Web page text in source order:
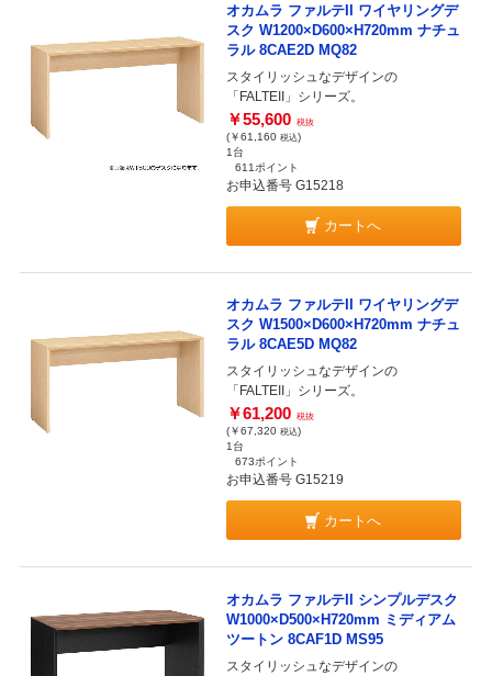
オカムラ ファルテII ワイヤリングデ
スク W1200×D600×H720mm ナチュ
ラル 8CAE2D MQ82
スタイリッシュなデザインの
「FALTEII」シリーズ。
￥55,600 税抜
(￥61,160 税込)
1台
611ポイント
お申込番号 G15218
カートへ
オカムラ ファルテII ワイヤリングデ
スク W1500×D600×H720mm ナチュ
ラル 8CAE5D MQ82
スタイリッシュなデザインの
「FALTEII」シリーズ。
￥61,200 税抜
(￥67,320 税込)
1台
673ポイント
お申込番号 G15219
カートへ
オカムラ ファルテII シンプルデスク
W1000×D500×H720mm ミディアム
ツートン 8CAF1D MS95
スタイリッシュなデザインの